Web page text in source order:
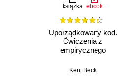
książka ebook
Uporządkowany kod.
Ćwiczenia z
empirycznego
oprogramowania
Kent Beck